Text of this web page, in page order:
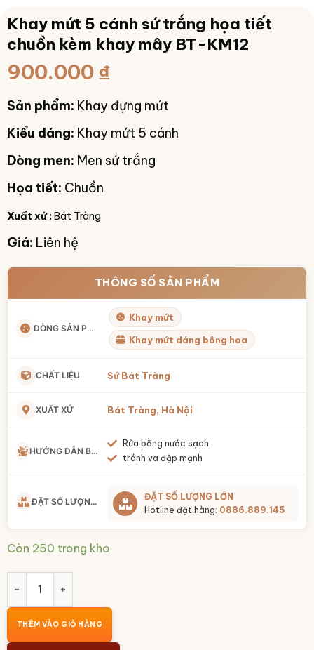
Khay mứt 5 cánh sứ trắng họa tiết
chuồn kèm khay mây BT-KM12
900.000 ₫
Sản phẩm: Khay đựng mứt
Kiểu dáng: Khay mứt 5 cánh
Dòng men: Men sứ trắng
Họa tiết: Chuồn
Xuất xứ :Bát Tràng
Giá: Liên hệ
THÔNG SỐ SẢN PHẨM
DÒNG SẢN PHẨM
Khay mứt
Khay mứt dáng bông hoa
CHẤT LIỆU Sứ Bát Tràng
XUẤT XỨ Bát Tràng, Hà Nội
HƯỚNG DẪN BẢO QUẢN
Rửa bằng nước sạch
tránh va đập mạnh
ĐẶT SỐ LƯỢNG LỚN
ĐẶT SỐ LƯỢNG LỚN
Hotline đặt hàng: 0886.889.145
Còn 250 trong kho
THÊM VÀO GIỎ HÀNG